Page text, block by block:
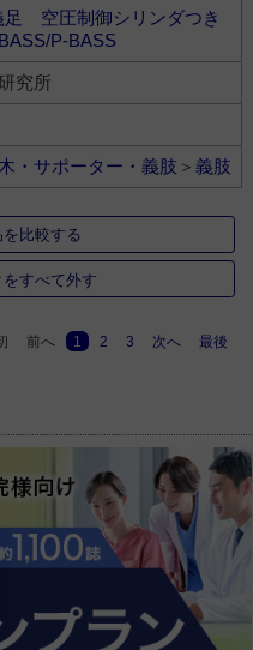
足 空圧制御シリンダつき
P-BASS
究所
・サポーター・義肢 ＞ 義肢
比較する
すべて外す
前へ 1 2 3 次へ 最後